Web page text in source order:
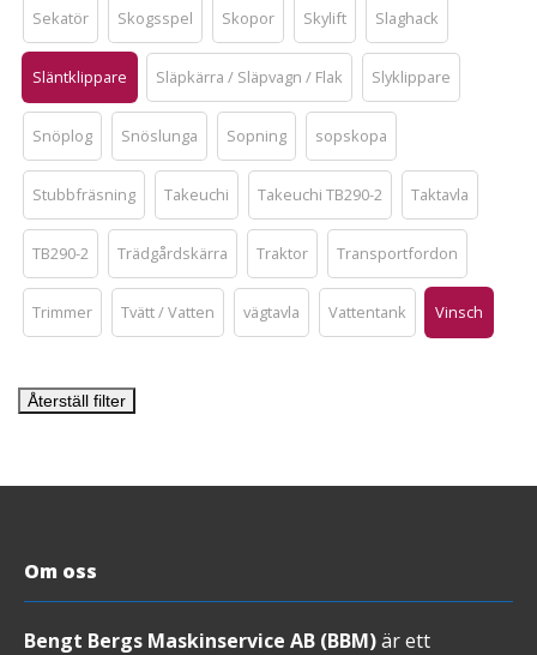
Sekatör Skogsspel Skopor Skylift Slaghack
Släntklippare Släpkärra / Släpvagn / Flak Slyklippare
Snöplog Snöslunga Sopning sopskopa
Stubbfräsning Takeuchi Takeuchi TB290-2 Taktavla
TB290-2 Trädgårdskärra Traktor Transportfordon
Trimmer Tvätt / Vatten vägtavla Vattentank Vinsch
Återställ filter
Om oss
Bengt Bergs Maskinservice AB (BBM)är ett